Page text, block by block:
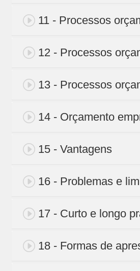
11 - Processos
12 - Processos
13 - Processos
14 - Orçamento
15 - Vantagens
16 - Problemas e
17 - Curto e longo
18 - Formas de